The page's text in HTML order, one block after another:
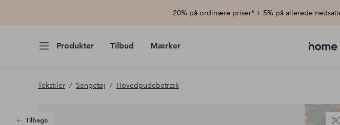
20% på ordinære priser* + 5% på allerede
Produkter Tilbud Mærker
–
pris
Tekstiler Sengetøj Hovedpudebetræk
Tilbage